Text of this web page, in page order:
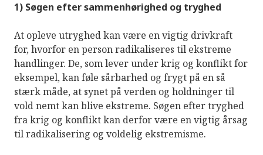
1) Søgen efter sammenhørighed og tryghed
At opleve utryghed kan være en vigtig drivkraft
for, hvorfor en person radikaliseres til ekstreme
handlinger. De, som lever under krig og konflikt for
eksempel, kan føle sårbarhed og frygt på en så
stærk måde, at synet på verden og holdninger til
vold nemt kan blive ekstreme. Søgen efter tryghed
fra krig og konflikt kan derfor være en vigtig årsag
til radikalisering og voldelig ekstremisme.